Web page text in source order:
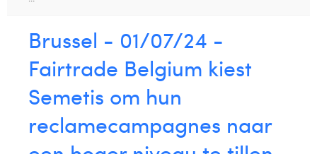
Eliott Pousset
Floriane Defacqz
Glenn Vanderlinden
Hanne Van Loock
Janne Beke
Jonas Geiregat
Brussel - 01/07/24 -
Fairtrade Belgium kiest
Semetis om hun
reclamecampagnes naar